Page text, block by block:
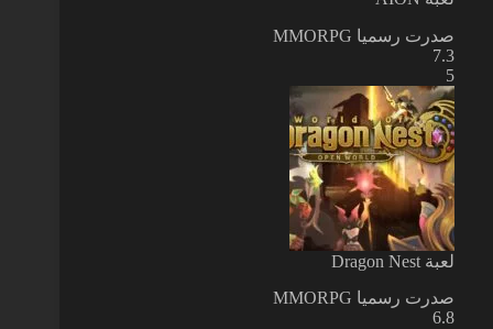
صدرت رسميا MMORPG
7.3
5
لعبة Dragon Nest
صدرت رسميا MMORPG
6.8